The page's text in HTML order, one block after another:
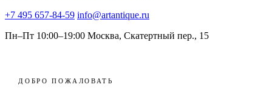
+7 495 657-84-59 info@artantique.ru
Пн–Пт 10:00–19:00 Москва, Скатертный пер., 15
ДОБРО ПОЖАЛОВАТЬ